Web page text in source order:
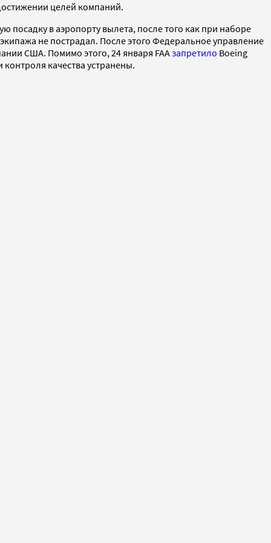
целей компаний.
посадку в аэропорту вылета, после того как при наборе
не пострадал. После этого Федеральное управление
США. Помимо этого, 24 января FAAзапретило Boeing
качества устранены.